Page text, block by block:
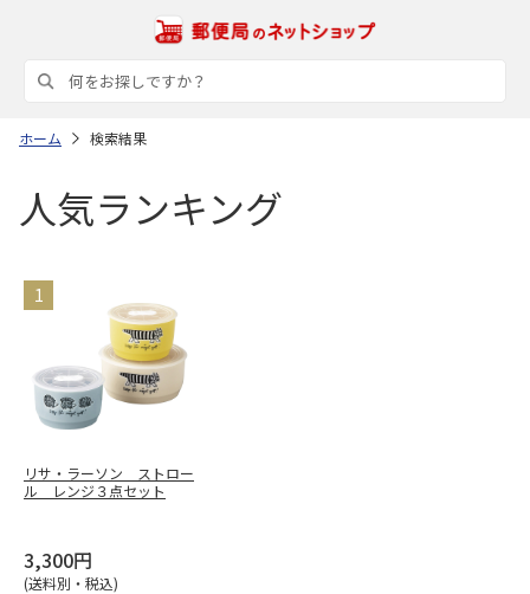
ホーム 検索結果
人気ランキング
リサ・ラーソン ストロー
ル レンジ３点セット
3,300円
(送料別・税込)